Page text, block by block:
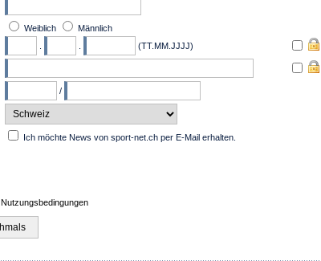
Weiblich
Männlich
(TT.MM.JJJJ)
/
Ich möchte News von sport-net.ch per E-Mail erhalten.